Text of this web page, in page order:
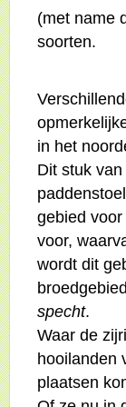
(met name
soorten.
in het
Dit stuk
gebied voor
voor,
wordt dit
specht.
Waar de
hooilanden
plaatsen